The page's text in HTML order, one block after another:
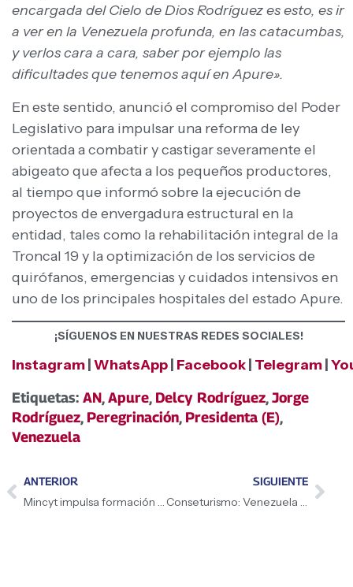
encargada del Cielo de Dios Rodríguez es esto, es ir
a ver en la Venezuela profunda, en las catacumbas,
y verlos cara a cara, saber por ejemplo las
dificultades que tenemos aquí en Apure».
En este sentido, anunció el compromiso del Poder
Legislativo para impulsar una reforma de ley
orientada a combatir y castigar severamente el
abigeato que afecta a los pequeños productores,
al tiempo que informó sobre la ejecución de
proyectos de envergadura estructural en la
entidad, tales como la rehabilitación integral de la
Troncal 19 y la optimización de los servicios de
quirófanos, emergencias y cuidados intensivos en
uno de los principales hospitales del estado Apure.
¡SÍGUENOS EN NUESTRAS REDES SOCIALES!
Instagram WhatsApp Facebook Telegram
Etiquetas: AN,Apure, Delcy Rodríguez,Jorge
Rodríguez, Peregrinación, Presidenta (E),
Venezuela
ANTERIOR
Mincyt impulsa formación técnica en el Programa Nacional Semilleros Científicos
SIGUIENTE
Conseturismo: Venezuela se ubica en el «Top 5» mundial de avistamiento de aves